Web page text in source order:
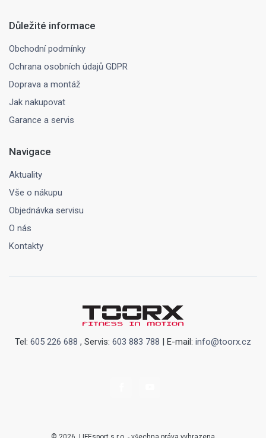
Důležité informace
Obchodní podmínky
Ochrana osobních údajů GDPR
Doprava a montáž
Jak nakupovat
Garance a servis
Navigace
Aktuality
Vše o nákupu
Objednávka servisu
O nás
Kontakty
Tel: 605 226 688 , Servis: 603 883 788 | E-mail: info@toorx.cz